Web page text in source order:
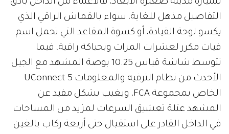
التفاصيل مذهل للغاية، سواء بالقماش الراقي الذي
يكسو لوحة القيادة، أو كسوة المقاعد التي تحمل اسم
فيات مكرر لعشرات المرات وبحياكة راقية، فيما
تتوسط شاشة قياس 10.25 بوصة المشهد مع الجيل
الأحدث من نظام الترفيه والمعلومات UConnect 5
الخاص بمجموعة FCA، ويغيب بشكل مفيد عن
المشهد عتلة تعشيق السرعات لمزيد من المساحات
في الداخل القادر على استقبال حتى أربعة ركاب بالغين.